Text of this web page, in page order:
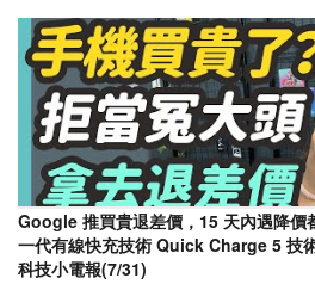
Google 推買貴退差價，15 天內遇降價
一代有線快充技術 Quick Charge 5 技
科技小電報(7/31)